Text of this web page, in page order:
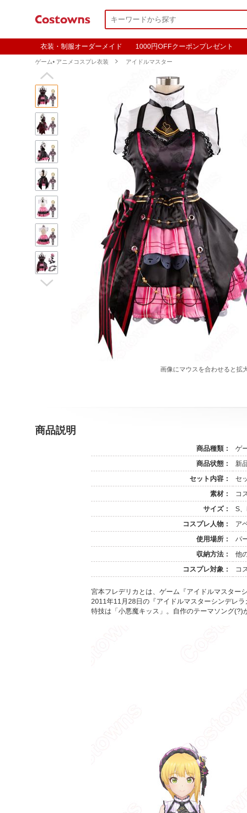
衣装・制服オーダーメイド 1000円OFFクーポンプレゼント
ゲーム• アニメコスプレ衣装  アイドルマスター


画像にマウスを合わせると拡
商品説明
商品種類：
ゲ
商品状態：
新
セット内容：
セ
素材：
コ
サイズ：
S
コスプレ人物：
ア
使用場所：
パ
収納方法：
他
コスプレ対象：
コ
宮本フレデリカとは、ゲーム『アイドルマスター
2011年11月28日の『アイドルマスターシンデレ
特技は「小悪魔キッス」。自作のテーマソング(?)